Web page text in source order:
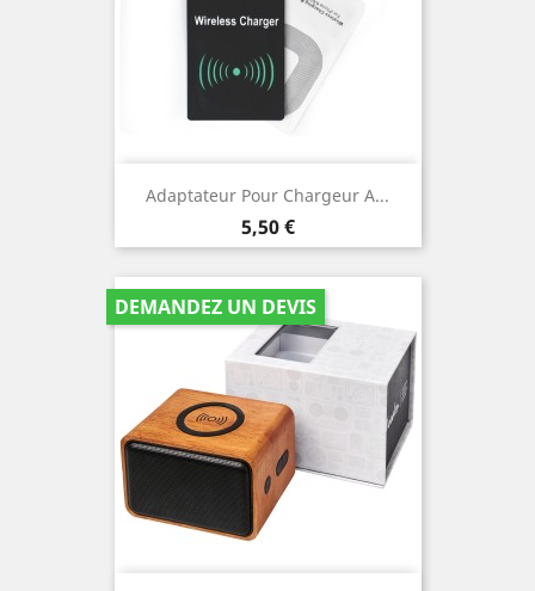
Adaptateur Pour Chargeur A...
Prix
5,50 €
DEMANDEZ UN DEVIS